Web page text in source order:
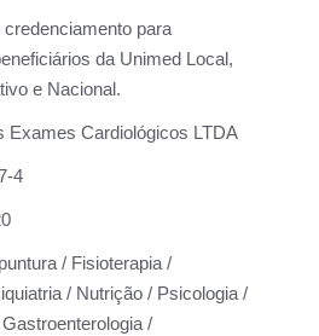
credenciamento para
da Unimed Local,
e Nacional.
Exames Cardiológicos LTDA
4
/ Fisioterapia /
/ Nutrição / Psicologia /
/